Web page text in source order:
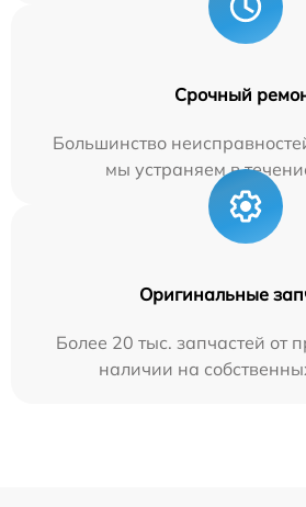
Срочный
Большинство
мы устраняем в
Оригинальные
Более 20 тыс. запчастей от
наличии на